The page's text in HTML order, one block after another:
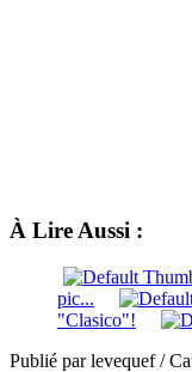
À Lire Aussi :
pic...
"Clasico"!
Publié par levequef /